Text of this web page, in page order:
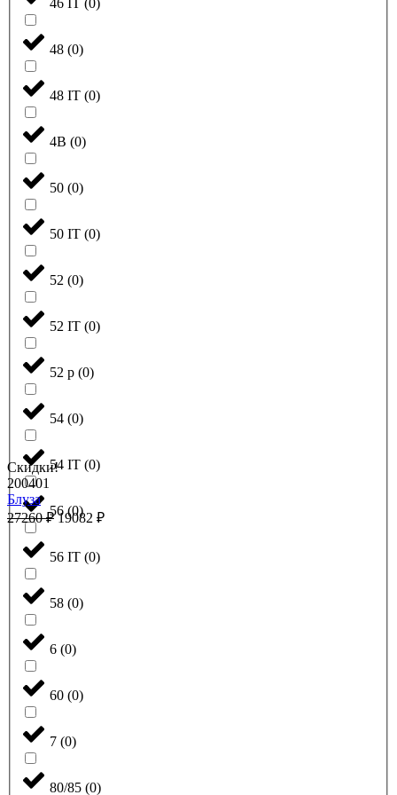
46 IT (0)
48 (0)
48 IT (0)
4B (0)
50 (0)
50 IT (0)
52 (0)
52 IT (0)
52 р (0)
54 (0)
54 IT (0)
56 (0)
56 IT (0)
58 (0)
6 (0)
60 (0)
7 (0)
80/85 (0)
Скидки!
200401
Блуза
27260₽ 19082 ₽